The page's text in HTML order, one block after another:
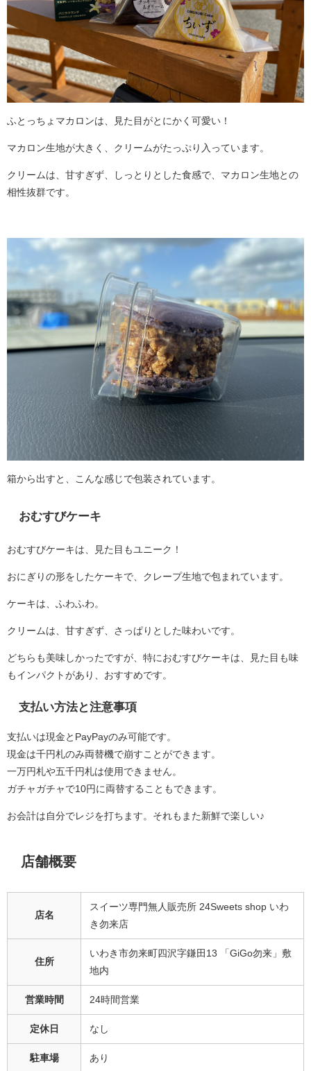
ふとっちょマカロンは、見た目がとにかく可愛い！
マカロン生地が大きく、クリームがたっぷり入っています。
クリームは、甘すぎず、しっとりとした食感で、マカロン生地との
相性抜群です。
箱から出すと、こんな感じで包装されています。
おむすびケーキ
おむすびケーキは、見た目もユニーク！
おにぎりの形をしたケーキで、クレープ生地で包まれています。
ケーキは、ふわふわ。
クリームは、甘すぎず、さっぱりとした味わいです。
どちらも美味しかったですが、特におむすびケーキは、見た目も味
もインパクトがあり、おすすめです。
支払い方法と注意事項
支払いは現金とPayPayのみ可能です。
現金は千円札のみ両替機で崩すことができます。
一万円札や五千円札は使用できません。
ガチャガチャで10円に両替することもできます。
お会計は自分でレジを打ちます。それもまた新鮮で楽しい♪
店舗概要
店名
スイーツ専門無人販売所 24Sweets shop いわ
き勿来店
住所
いわき市勿来町四沢字鎌田13 「GiGo勿来」敷
地内
営業時間 24時間営業
定休日 なし
駐車場 あり